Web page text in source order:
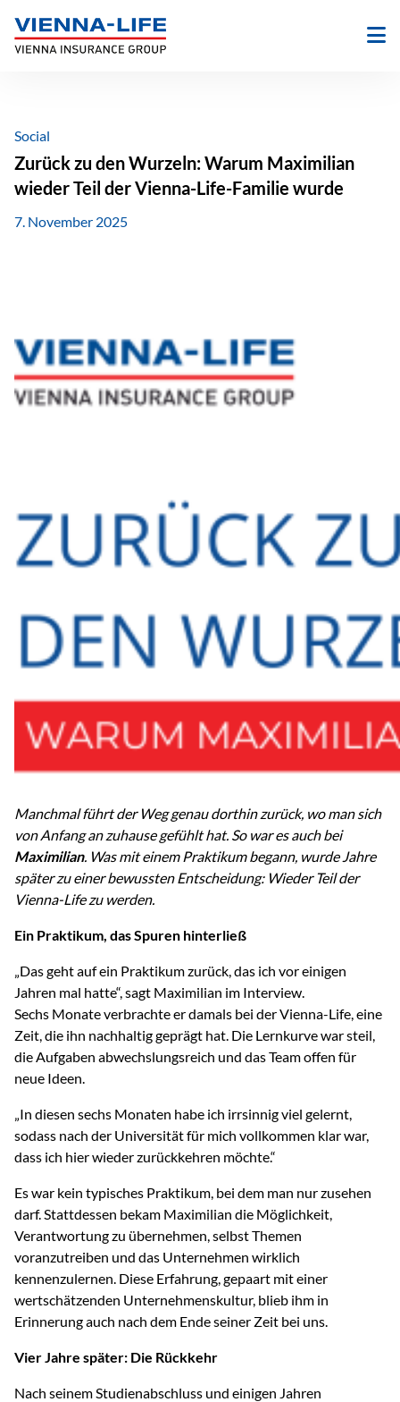
Inhalt
springen
Social
Zurück zu den Wurzeln: Warum Maximilian
wieder Teil der Vienna-Life-Familie wurde
7. November 2025
Manchmal führt der Weg genau dorthin zurück, wo man sich
von Anfang an zuhause gefühlt hat. So war es auch bei
Maximilian. Was mit einem Praktikum begann, wurde Jahre
später zu einer bewussten Entscheidung: Wieder Teil der
Vienna-Life zu werden.
Ein Praktikum, das Spuren hinterließ
„Das geht auf ein Praktikum zurück, das ich vor einigen
Jahren mal hatte“, sagt Maximilian im Interview.
Sechs Monate verbrachte er damals bei der Vienna-Life, eine
Zeit, die ihn nachhaltig geprägt hat. Die Lernkurve war steil,
die Aufgaben abwechslungsreich und das Team offen für
neue Ideen.
„In diesen sechs Monaten habe ich irrsinnig viel gelernt,
sodass nach der Universität für mich vollkommen klar war,
dass ich hier wieder zurückkehren möchte.“
Es war kein typisches Praktikum, bei dem man nur zusehen
darf. Stattdessen bekam Maximilian die Möglichkeit,
Verantwortung zu übernehmen, selbst Themen
voranzutreiben und das Unternehmen wirklich
kennenzulernen. Diese Erfahrung, gepaart mit einer
wertschätzenden Unternehmenskultur, blieb ihm in
Erinnerung auch nach dem Ende seiner Zeit bei uns.
Vier Jahre später: Die Rückkehr
Nach seinem Studienabschluss und einigen Jahren